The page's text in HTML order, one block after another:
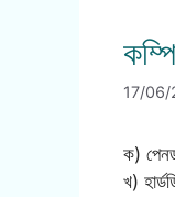
17/
ক)
খ)